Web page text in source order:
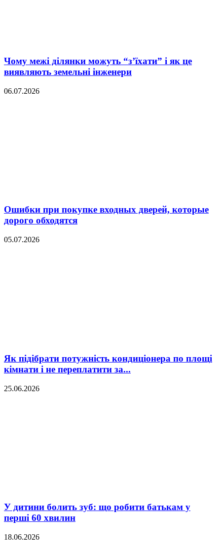
Чому межі ділянки можуть “з’їхати” і як це
виявляють земельні інженери
06.07.2026
Ошибки при покупке входных дверей, которые
дорого обходятся
05.07.2026
Як підібрати потужність кондиціонера по площі
кімнати і не переплатити за...
25.06.2026
У дитини болить зуб: що робити батькам у
перші 60 хвилин
18.06.2026